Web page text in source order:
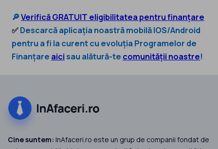
🔎Verifică GRATUIT eligibilitatea pentru finanțare
✅Descarcă aplicația noastră mobilă IOS/Android
pentru a fi la curent cu evoluția Programelor de
Finanțare aici sau alătură-te comunității noastre!
Cine suntem: InAfaceri.ro este un grup de companii fondat de